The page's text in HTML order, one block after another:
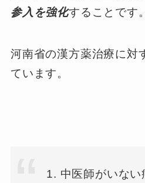
参入を強化することです。
河南省の漢方薬治療に対
ています。
中医師がいない